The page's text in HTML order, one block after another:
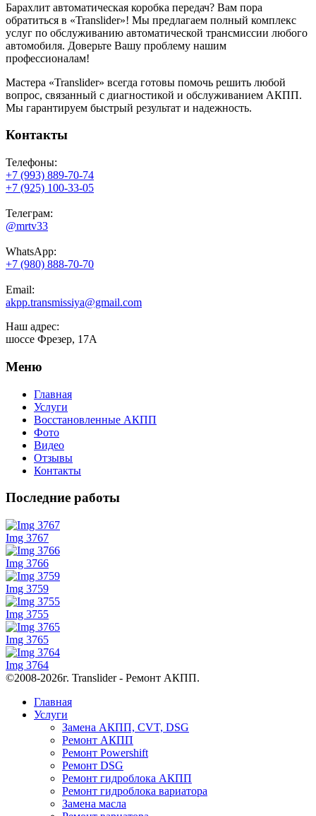
Барахлит автоматическая коробка передач? Вам пора
обратиться в «Translider»! Мы предлагаем полный комплекс
услуг по обслуживанию автоматической трансмиссии любого
автомобиля. Доверьте Вашу проблему нашим
профессионалам!
Мастера «Translider» всегда готовы помочь решить любой
вопрос, связанный с диагностикой и обслуживанием АКПП.
Мы гарантируем быстрый результат и надежность.
Контакты
Телефоны:
+7 (993) 889-70-74
+7 (925) 100-33-05
Телеграм:
@mrtv33
WhatsApp:
+7 (980) 888-70-70
Email:
akpp.transmissiya@gmail.com
Наш адрес:
шоссе Фрезер, 17А
Меню
Главная
Услуги
Восстановленные АКПП
Фото
Видео
Отзывы
Контакты
Последние работы
Img 3767
Img 3766
Img 3759
Img 3755
Img 3765
Img 3764
©2008-2026г. Translider - Ремонт АКПП.
Главная
Услуги
Замена АКПП, CVT, DSG
Ремонт АКПП
Ремонт Powershift
Ремонт DSG
Ремонт гидроблока АКПП
Ремонт гидроблока вариатора
Замена масла